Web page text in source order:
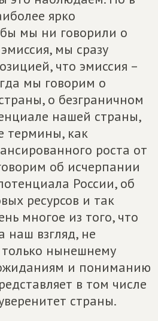
ярко
бы мы ни говорили о
мы сразу
что эмиссия –
мы говорим о
о безграничном
нашей страны,
термины, как
роста от
об исчерпании
России, об
ресурсов и так
многое из того, что
наш взгляд, не
только нынешнему
и пониманию
в том числе
страны.